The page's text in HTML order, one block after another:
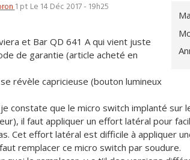
1 pt Le 14 Déc 2017 - 19h25
et Bar QD 641 A qui vient juste
de garantie (article acheté en
révèle capricieuse (bouton lumineux
constate que le micro switch implanté sur
il faut appliquer un effort latéral pour
Cet effort latéral est difficile à appliquer
remplacer ce micro switch par soudure.